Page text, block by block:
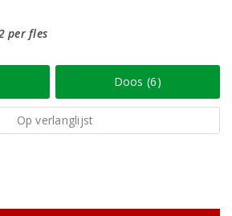
per fles
Doos (6)
Op verlanglijst